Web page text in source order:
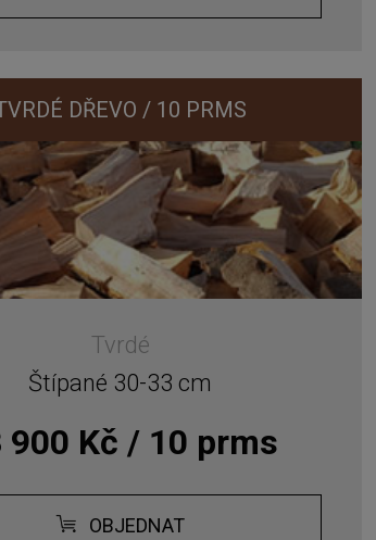
DŘEVO / 10 PRMS
Tvrdé
Štípané 30-33 cm
900 Kč / 10 prms
OBJEDNAT